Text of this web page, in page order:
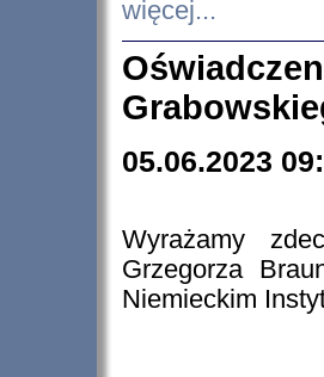
więcej...
05.06.2023
Wyrażamy
Grzegorza
Niemieckim